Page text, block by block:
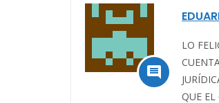

LO
QUE